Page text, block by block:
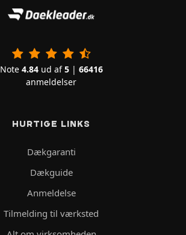
Note 4.84ud af5| 66416
anmeldelser
HURTIGE LINKS
Dækgaranti
Dækguide
Anmeldelse
Tilmelding til værksted